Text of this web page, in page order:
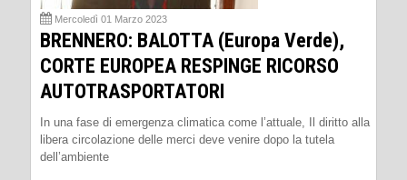
Mercoledì 01 Marzo 2023
BRENNERO: BALOTTA (Europa Verde),
CORTE EUROPEA RESPINGE RICORSO
AUTOTRASPORTATORI
In una fase di emergenza climatica come l’attuale, Il diritto alla
libera circolazione delle merci deve venire dopo la tutela
dell’ambiente